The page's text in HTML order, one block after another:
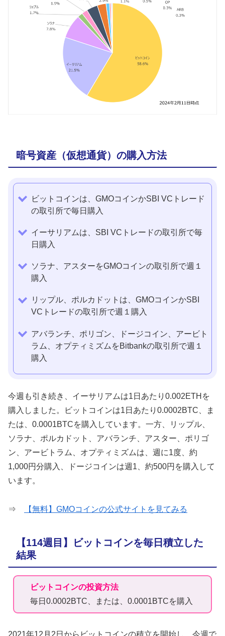
暗号資産（仮想通貨）の購入方法
ビットコインは、GMOコインかSBI VCトレード
の取引所で毎日購入
イーサリアムは、SBI VCトレードの取引所で毎
日購入
ソラナ、アスターをGMOコインの取引所で週１
購入
リップル、ポルカドットは、GMOコインかSBI
VCトレードの取引所で週１購入
アバランチ、ポリゴン、ドージコイン、アービト
ラム、オプティミズムをBitbankの取引所で週１
購入
今週も引き続き、イーサリアムは1日あたり0.002ETHを
購入しました。ビットコインは1日あたり0.0002BTC、ま
たは、0.0001BTCを購入しています。一方、リップル、
ソラナ、ポルカドット、アバランチ、アスター、ポリゴ
ン、アービトラム、オプティミズムは、週に1度、約
1,000円分購入、ドージコインは週1、約500円を購入して
います。
⇒ 【無料】GMOコインの公式サイトを見てみる
【114週目】ビットコインを毎日積立した
結果
ビットコインの投資方法
毎日0.0002BTC、または、0.0001BTCを購入